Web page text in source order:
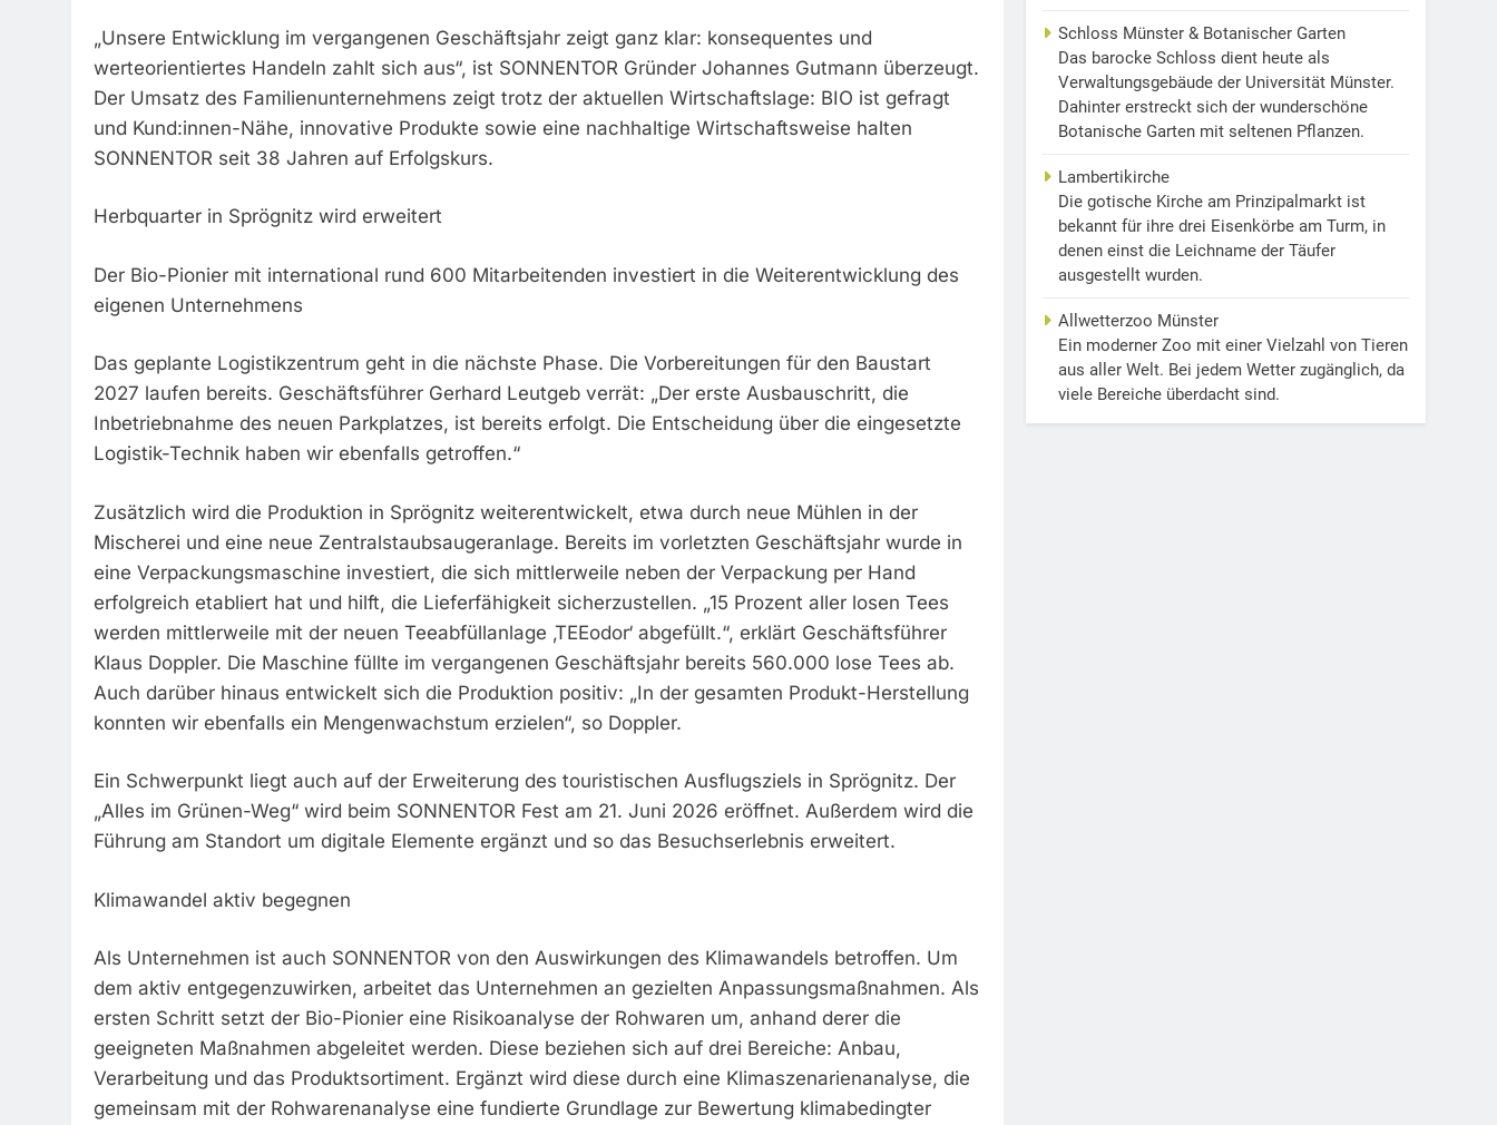
„Unsere Entwicklung im vergangenen Geschäftsjahr zeigt ganz klar: konsequentes und
werteorientiertes Handeln zahlt sich aus“, ist SONNENTOR Gründer Johannes Gutmann überzeugt.
Der Umsatz des Familienunternehmens zeigt trotz der aktuellen Wirtschaftslage: BIO ist gefragt
und Kund:innen-Nähe, innovative Produkte sowie eine nachhaltige Wirtschaftsweise halten
SONNENTOR seit 38 Jahren auf Erfolgskurs.
Herbquarter in Sprögnitz wird erweitert
Der Bio-Pionier mit international rund 600 Mitarbeitenden investiert in die Weiterentwicklung des
eigenen Unternehmens
Das geplante Logistikzentrum geht in die nächste Phase. Die Vorbereitungen für den Baustart
2027 laufen bereits. Geschäftsführer Gerhard Leutgeb verrät: „Der erste Ausbauschritt, die
Inbetriebnahme des neuen Parkplatzes, ist bereits erfolgt. Die Entscheidung über die eingesetzte
Logistik-Technik haben wir ebenfalls getroffen.“
Zusätzlich wird die Produktion in Sprögnitz weiterentwickelt, etwa durch neue Mühlen in der
Mischerei und eine neue Zentralstaubsaugeranlage. Bereits im vorletzten Geschäftsjahr wurde in
eine Verpackungsmaschine investiert, die sich mittlerweile neben der Verpackung per Hand
erfolgreich etabliert hat und hilft, die Lieferfähigkeit sicherzustellen. „15 Prozent aller losen Tees
werden mittlerweile mit der neuen Teeabfüllanlage ‚TEEodor‘ abgefüllt.“, erklärt Geschäftsführer
Klaus Doppler. Die Maschine füllte im vergangenen Geschäftsjahr bereits 560.000 lose Tees ab.
Auch darüber hinaus entwickelt sich die Produktion positiv: „In der gesamten Produkt-Herstellung
konnten wir ebenfalls ein Mengenwachstum erzielen“, so Doppler.
Ein Schwerpunkt liegt auch auf der Erweiterung des touristischen Ausflugsziels in Sprögnitz. Der
„Alles im Grünen-Weg“ wird beim SONNENTOR Fest am 21. Juni 2026 eröffnet. Außerdem wird die
Führung am Standort um digitale Elemente ergänzt und so das Besuchserlebnis erweitert.
Klimawandel aktiv begegnen
Als Unternehmen ist auch SONNENTOR von den Auswirkungen des Klimawandels betroffen. Um
dem aktiv entgegenzuwirken, arbeitet das Unternehmen an gezielten Anpassungsmaßnahmen. Als
ersten Schritt setzt der Bio-Pionier eine Risikoanalyse der Rohwaren um, anhand derer die
geeigneten Maßnahmen abgeleitet werden. Diese beziehen sich auf drei Bereiche: Anbau,
Verarbeitung und das Produktsortiment. Ergänzt wird diese durch eine Klimaszenarienanalyse, die
gemeinsam mit der Rohwarenanalyse eine fundierte Grundlage zur Bewertung klimabedingter
Schloss Münster & Botanischer Garten
Das barocke Schloss dient heute als
Verwaltungsgebäude der Universität Münster.
Dahinter erstreckt sich der wunderschöne
Botanische Garten mit seltenen Pflanzen.
Lambertikirche
Die gotische Kirche am Prinzipalmarkt ist
bekannt für ihre drei Eisenkörbe am Turm, in
denen einst die Leichname der Täufer
ausgestellt wurden.
Allwetterzoo Münster
Ein moderner Zoo mit einer Vielzahl von Tieren
aus aller Welt. Bei jedem Wetter zugänglich, da
viele Bereiche überdacht sind.